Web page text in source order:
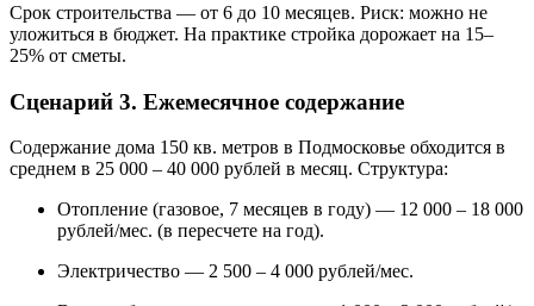
Срок строительства — от 6 до 10 месяцев. Риск: можно не
уложиться в бюджет. На практике стройка дорожает на 15–
25% от сметы.
Сценарий 3. Ежемесячное содержание
Содержание дома 150 кв. метров в Подмосковье обходится в
среднем в 25 000 – 40 000 рублей в месяц. Структура:
Отопление (газовое, 7 месяцев в году) — 12 000 – 18 000
рублей/мес. (в пересчете на год).
Электричество — 2 500 – 4 000 рублей/мес.